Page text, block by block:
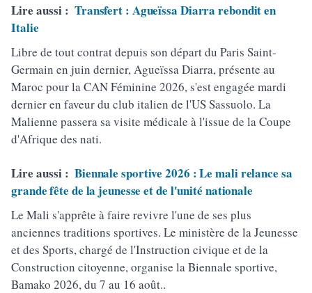
Lire aussi : Transfert : Agueïssa Diarra rebondit en
Italie
Libre de tout contrat depuis son départ du Paris Saint-
Germain en juin dernier, Agueïssa Diarra, présente au
Maroc pour la CAN Féminine 2026, s'est engagée mardi
dernier en faveur du club italien de l'US Sassuolo. La
Malienne passera sa visite médicale à l'issue de la Coupe
d'Afrique des nati.
Lire aussi : Biennale sportive 2026 : Le mali relance sa
grande fête de la jeunesse et de l'unité nationale
Le Mali s'apprête à faire revivre l'une de ses plus
anciennes traditions sportives. Le ministère de la Jeunesse
et des Sports, chargé de l'Instruction civique et de la
Construction citoyenne, organise la Biennale sportive,
Bamako 2026, du 7 au 16 août..